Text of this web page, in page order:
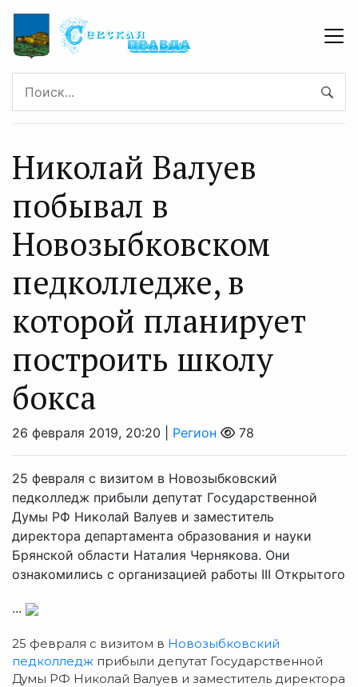
Николай Валуев
побывал в
Новозыбковском
педколледже, в
которой планирует
построить школу
бокса
26 февраля 2019, 20:20 | Регион 78
25 февраля с визитом в Новозыбковский
педколледж прибыли депутат Государственной
Думы РФ Николай Валуев и заместитель
директора департамента образования и науки
Брянской области Наталия Чернякова. Они
ознакомились с организацией работы III Открытого
...
25 февраля с визитом в Новозыбковский
педколледж прибыли депутат Государственной
Думы РФ Николай Валуев и заместитель директора